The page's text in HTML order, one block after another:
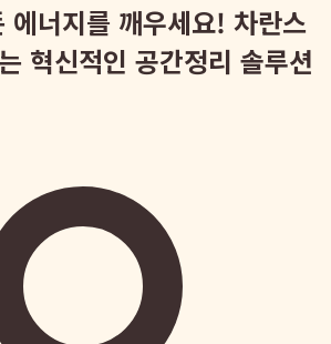
에너지를 깨우세요! 차란스
혁신적인 공간정리 솔루션